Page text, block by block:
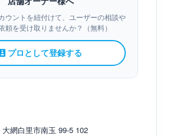
ウントを紐付けて、ユーザーの相談や
頼を受け取りませんか？（無料）
プロとして登録する
大網白里市南玉 99-5 102